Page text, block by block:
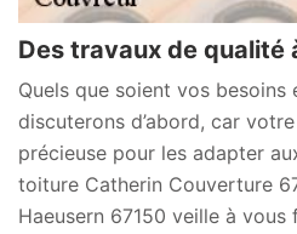
Des travaux de qualité
Quels que soient vos besoins
discuterons d’abord, car
précieuse pour les adapter
toiture Catherin Couverture
Haeusern 67150 veille à